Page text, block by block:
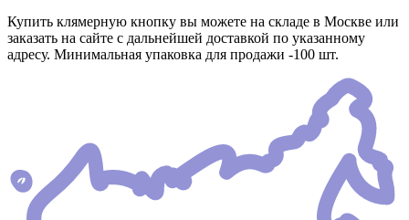
Купить клямерную кнопку вы можете на складе в Москве или
заказать на сайте с дальнейшей доставкой по указанному
адресу. Минимальная упаковка для продажи -100 шт.